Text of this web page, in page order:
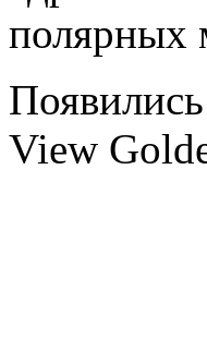
полярных
View